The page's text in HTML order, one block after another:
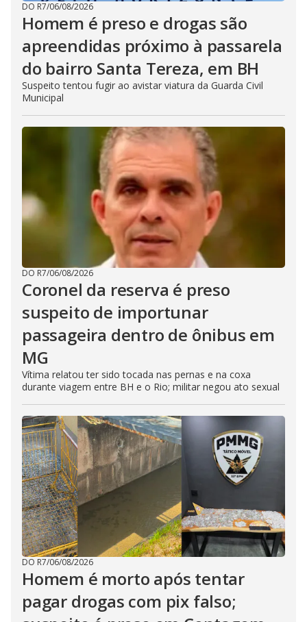
DO R7/06/08/2026
Homem é preso e drogas são
apreendidas próximo à passarela
do bairro Santa Tereza, em BH
Suspeito tentou fugir ao avistar viatura da Guarda Civil
Municipal
DO R7/06/08/2026
Coronel da reserva é preso
suspeito de importunar
passageira dentro de ônibus em
MG
Vítima relatou ter sido tocada nas pernas e na coxa
durante viagem entre BH e o Rio; militar negou ato sexual
DO R7/06/08/2026
Homem é morto após tentar
pagar drogas com pix falso;